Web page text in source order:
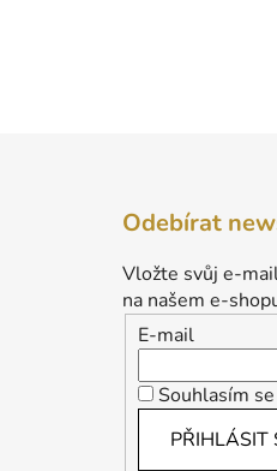
Odebírat
Vložte svůj e-
na našem e-
E-mail
Souhlasím se
PŘIHLÁSIT